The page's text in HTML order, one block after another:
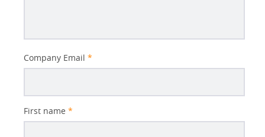
Better
Subject
Company Email *
First name *